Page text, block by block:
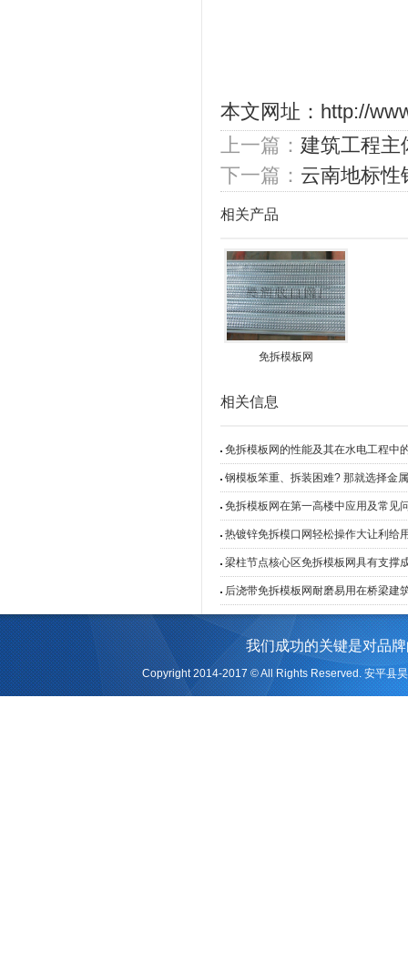
本文网址： http://
上一篇： 建筑工程主
下一篇： 云南地标性
相关产品
免拆模板网
相关信息
免拆模板网的性能及其在水电工程中
钢模板笨重、拆装困难? 那就选择金
免拆模板网在第一高楼中应用及常见
热镀锌免拆模口网轻松操作大让利给
梁柱节点核心区免拆模板网具有支撑
后浇带免拆模板网耐磨易用在桥梁建
我们成功的关键是对品
Copyright 2014-2017 © All Rights Reserved. 安平县